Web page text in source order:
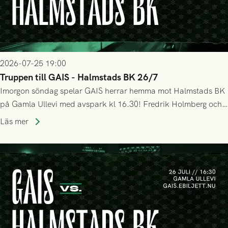
2026-07-25 19:00
Truppen till GAIS - Halmstads BK 26/7
Imorgon söndag spelar GAIS herrar hemma mot Halmstads BK
på Gamla Ullevi med avspark kl 16.30! Fredrik Holmberg och
ledarstaben har tagit ut följande trupp till matchen:
Läs mer